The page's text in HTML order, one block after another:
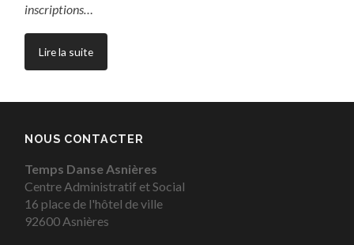
inscriptions…
Lire la suite
NOUS CONTACTER
Temps Danse Asnières
Centre Administratif et Social
16 place de l'hôtel de ville
92600 Asnières